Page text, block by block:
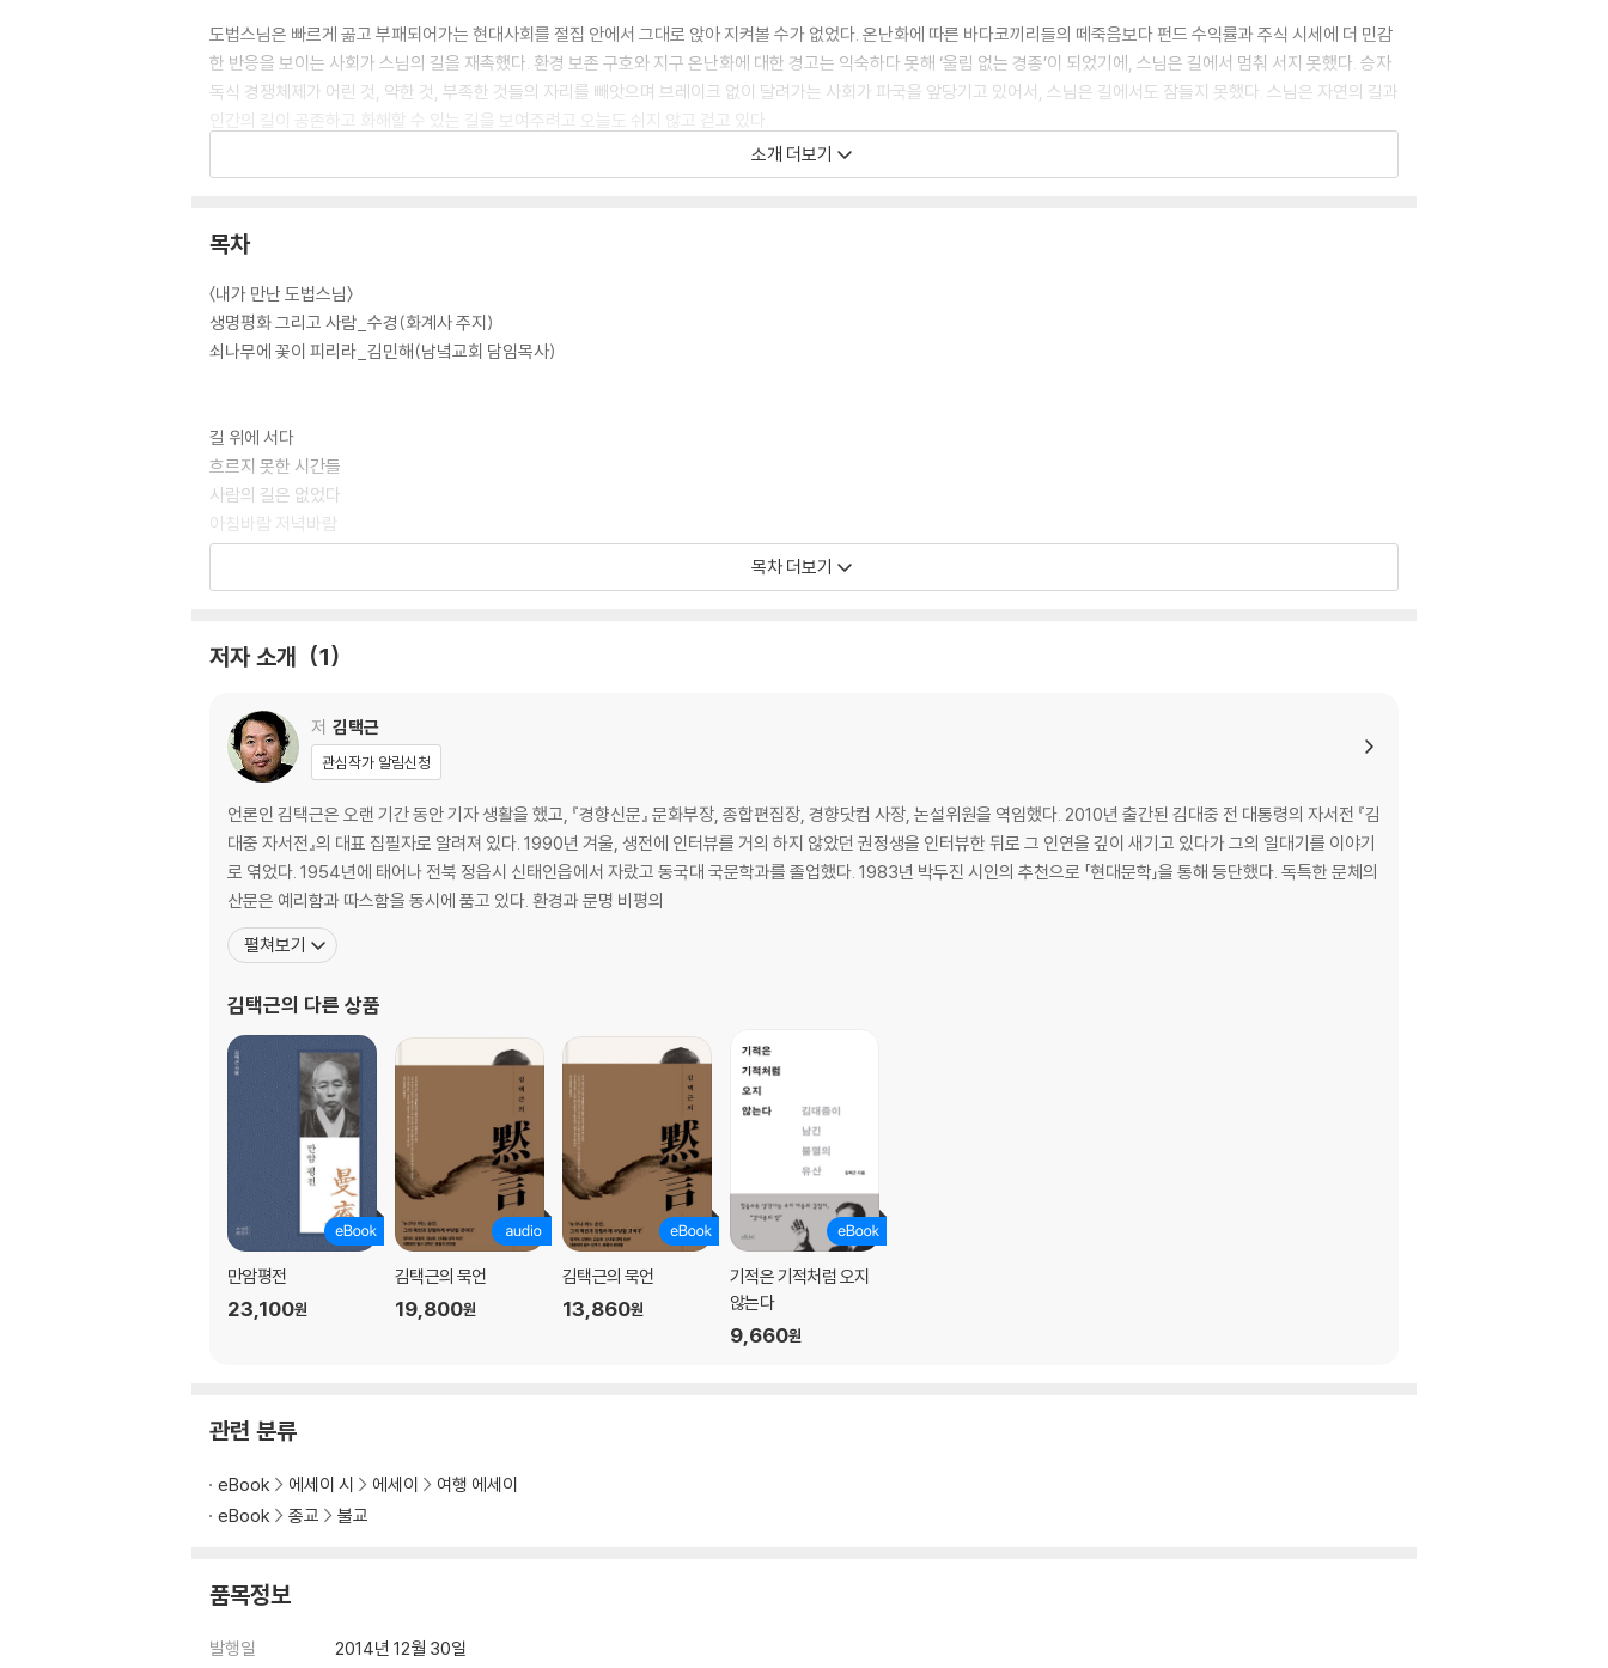
도법스님은 빠르게 곪고 부패되어가는 현대사회를 절집 안에서 그대로 앉아 지켜볼 수가 없었다. 온난화에 따른 바다코끼리들의 떼죽음보다 펀드 수익률과 주식 시세에 더 민감
한 반응을 보이는 사회가 스님의 길을 재촉했다. 환경 보존 구호와 지구 온난화에 대한 경고는 익숙하다 못해 ‘울림 없는 경종’이 되었기에, 스님은 길에서 멈춰 서지 못했다. 승자
독식 경쟁체제가 어린 것, 약한 것, 부족한 것들의 자리를 빼앗으며 브레이크 없이 달려가는 사회가 파국을 앞당기고 있어서, 스님은 길에서도 잠들지 못했다. 스님은 자연의 길과
인간의 길이 공존하고 화해할 수 있는 길을 보여주려고 오늘도 쉬지 않고 걷고 있다.
탁발순례에 나선 도법스님이 우리에게 말하고자 하는 바는 경쟁이 아닌 공존을 배우자는 것이다. 경쟁과 파괴의 역사는 이제 그만 멈추고 공동체의 새로운 세기를 열자는 것이
화의 메시지를 전하고 있다. 어느새 스님을 따르는 발걸음이 하나 둘씩 늘어나 지금까지 7만2천여 명의 사람들이 함께 했다.
공식기자”로 임명했기 때문이다. 반은 농담처럼 떠맡은 직함이었지만, 저자는 ‘공식기자’답게 도법스님과 순례단의 발자취를 뒤따르며 따스하고 유려한 문장으로 아름다운 동행
을 이야기하고 있다.
기록자인 김택근 시인은, 도법스님의 발걸음이 결코 빠르지 않았다고 전한다. 이 땅 곳곳, 구석구석 어리고 약한 생명들을 보듬어야 했기 때문이었다. 그래서 4년 동안 무려 2만8
천여 리를 걸었다. 얻어먹고, 얻어 자며 때로는 욕까지 얻어먹은 그 긴 여정은 시공간을 초월한 상생과 화해의 현장이었다. 김 시인은 사람이 사라져 고갈되어가는 농촌, 문명의
속도에 치인 뭇 짐승들의 죽음, 새만금처럼 개발과 환경의 대척점에 놓인 땅들, 좌우의 대립과 6?25 전쟁 등 굴곡 많은 현대사에서 억울한 주검으로 버려진 영혼들 모두와 대면
하고 화해하는 길이었다고 기록하고 있다. 스님은 이 모든 생명들과 대화를 나누고 위무하고 화해하고자 했다. 길에서 꽃을 줍듯이, 스님의 염원은 불행한 생명들에게 희망을 선
소개 더보기
목차
〈내가 만난 도법스님〉
생명평화 그리고 사람_수경(화계사 주지)
쇠나무에 꽃이 피리라_김민해(남녘교회 담임목사)
길 위에 서다
흐르지 못한 시간들
사람의 길은 없었다
아침바람 저녁바람
새들의 마지막 노래
뒤따라 뒤질세라 덩달아
엎드려 학살의 땅에 입 맞추다
빗방울 화석이 말했다.
(순례기를 마치며)
처음엔 당당하고 끝은 평화로웠다
목차 더보기
저자 소개 1
저 김택근
관심작가 알림신청
언론인 김택근은 오랜 기간 동안 기자 생활을 했고, 『경향신문』 문화부장, 종합편집장, 경향닷컴 사장, 논설위원을 역임했다. 2010년 출간된 김대중 전 대통령의 자서전 『김
대중 자서전』의 대표 집필자로 알려져 있다. 1990년 겨울, 생전에 인터뷰를 거의 하지 않았던 권정생을 인터뷰한 뒤로 그 인연을 깊이 새기고 있다가 그의 일대기를 이야기
로 엮었다. 1954년에 태어나 전북 정읍시 신태인읍에서 자랐고 동국대 국문학과를 졸업했다. 1983년 박두진 시인의 추천으로 「현대문학」을 통해 등단했다. 독특한 문체의
산문은 예리함과 따스함을 동시에 품고 있다. 환경과 문명 비평의
펼쳐보기
김택근의 다른 상품
만암평전
23,100원
김택근의 묵언
19,800원
김택근의 묵언
13,860원
기적은 기적처럼 오지
않는다
9,660원
관련 분류
eBook 에세이 시 에세이
여행 에세이
eBook
종교 불교
품목정보
발행일 2014년 12월 30일